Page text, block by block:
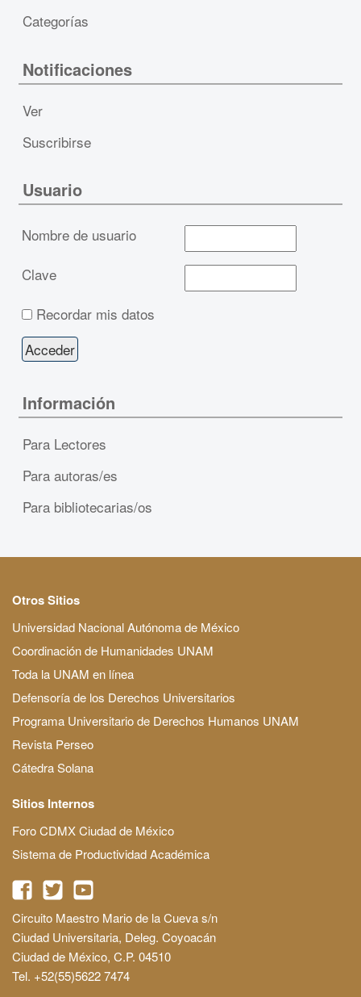
Categorías
Notificaciones
Ver
Suscribirse
Usuario
Nombre de usuario
Clave
Recordar mis datos
Información
Para Lectores
Para autoras/es
Para bibliotecarias/os
Otros Sitios
Universidad Nacional Autónoma de México
Coordinación de Humanidades UNAM
Toda la UNAM en línea
Defensoría de los Derechos Universitarios
Programa Universitario de Derechos Humanos UNAM
Revista Perseo
Cátedra Solana
Sitios Internos
Foro CDMX Ciudad de México
Sistema de Productividad Académica
Circuito Maestro Mario de la Cueva s/n
Ciudad Universitaria, Deleg. Coyoacán
Ciudad de México, C.P. 04510
Tel. +52(55)5622 7474